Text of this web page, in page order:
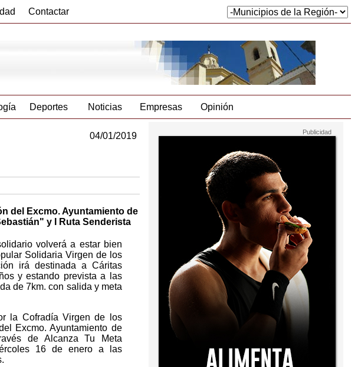
Contactar
Deportes Noticias Empresas Opinión
04/01/2019
del Excmo. Ayuntamiento de
y I Ruta Senderista
volverá a estar bien
Solidaria Virgen de los
irá destinada a Cáritas
y estando prevista a las
de 7km. con salida y meta
la Cofradía Virgen de los
Excmo. Ayuntamiento de
de Alcanza Tu Meta
16 de enero a las